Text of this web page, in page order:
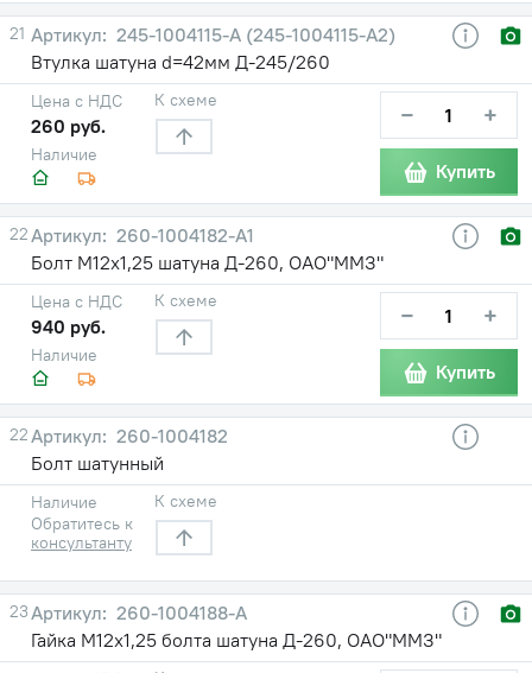
21
245-1004115-А (245-1004115-А2)
Втулка шатуна d=42мм Д-245/260
Наличие
Цена с НДС
260 руб.
К схеме − +
Купить
22
260-1004182-А1
Болт М12х1,25 шатуна Д-260, ОАО"ММЗ"
Наличие
Цена с НДС
940 руб.
К схеме − +
Купить
22
260-1004182
Болт шатунный
Наличие
Обратитесь к
консультанту
К схеме
23
260-1004188-А
Гайка М12х1,25 болта шатуна Д-260, ОАО"ММЗ"